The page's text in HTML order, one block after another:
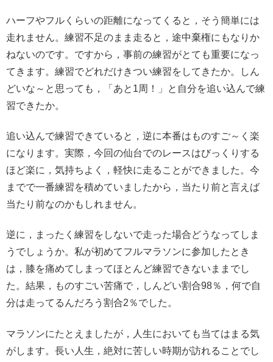
ハーフやフルくらいの距離になってくると，そう簡単には
走れません。練習不足のまま走ると，途中棄権にもなりか
ねないのです。ですから，事前の練習がとても重要になっ
てきます。練習でどれだけきつい練習をしてきたか。しん
どいな～と思っても，「あと1周！」と自分を追い込んで練
習できたか。
追い込んで練習できていると，逆に本番はものすご～く楽
になります。実際，今回の仙台でのレースはびっくりする
ほど楽に，気持ちよく，軽快に走ることができました。今
までで一番練習を積めていましたから，当たり前と言えば
当たり前なのかもしれません。
逆に，まったく練習をしないで走った場合どうなってしま
うでしょうか。私が初めてフルマラソンに参加したとき
は，膝を痛めてしまってほとんど練習できないままでし
た。結果，ものすごい苦痛で，しんどい割合98％，何で自
分は走ってるんだろう割合2％でした。
マラソンにたとえましたが，人生においても当てはまる気
がします。長い人生，絶対に苦しい時期が訪れることでし